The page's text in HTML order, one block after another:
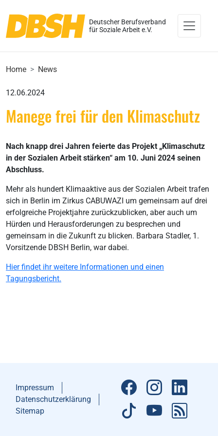
Deutscher Berufsverband
für Soziale Arbeit e.V.
Home News
12.06.2024
Manege frei für den Klimaschutz
Nach knapp drei Jahren feierte das Projekt „Klimaschutz
in der Sozialen Arbeit stärken“ am 10. Juni 2024 seinen
Abschluss.
Mehr als hundert Klimaaktive aus der Sozialen Arbeit trafen
sich in Berlin im Zirkus CABUWAZI um gemeinsam auf drei
erfolgreiche Projektjahre zurückzublicken, aber auch um
Hürden und Herausforderungen zu besprechen und
gemeinsam in die Zukunft zu blicken. Barbara Stadler, 1.
Vorsitzende DBSH Berlin, war dabei.
Hier findet ihr weitere Informationen und einen
Tagungsbericht.
Impressum
Datenschutzerklärung
Sitemap